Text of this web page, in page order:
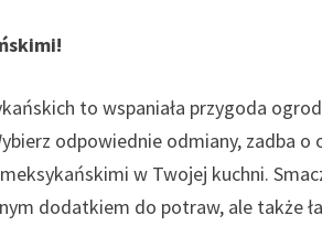
to wspaniała przygoda
odpowiednie odmiany, zadba o
w Twojej kuchni.
dodatkiem do potraw, ale także